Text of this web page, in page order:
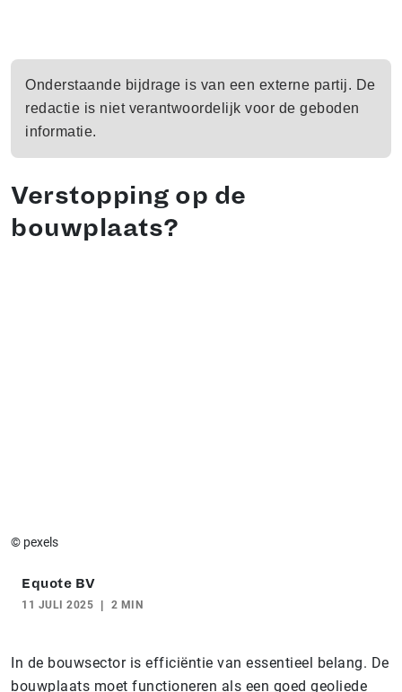
Onderstaande bijdrage is van een externe partij. De
redactie is niet verantwoordelijk voor de geboden
informatie.
Verstopping op de
bouwplaats?
© pexels
Equote BV
11 JULI 2025 2 MIN
In de bouwsector is efficiëntie van essentieel belang. De
bouwplaats moet functioneren als een goed geoliede